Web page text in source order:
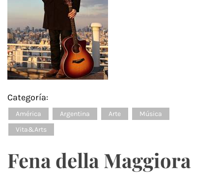
Categoría:
América Argentina Arte
Música
Vita&Arts
Fena della Maggiora